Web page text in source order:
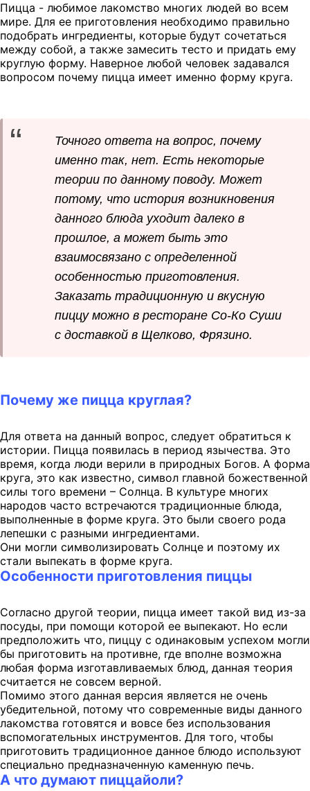
Пицца - любимое лакомство многих людей во всем
мире. Для ее приготовления необходимо правильно
подобрать ингредиенты, которые будут сочетаться
между собой, а также замесить тесто и придать ему
круглую форму. Наверное любой человек задавался
вопросом почему пицца имеет именно форму круга.
Точного ответа на вопрос, почему
именно так, нет. Есть некоторые
теории по данному поводу. Может
потому, что история возникновения
данного блюда уходит далеко в
прошлое, а может быть это
взаимосвязано с определенной
особенностью приготовления.
Заказать традиционную и вкусную
пиццу можно в ресторане Со-Ко Суши
с доставкой в Щелково, Фрязино.
Почему же пицца круглая?
Для ответа на данный вопрос, следует обратиться к
истории. Пицца появилась в период язычества. Это
время, когда люди верили в природных Богов. А форма
круга, это как известно, символ главной божественной
силы того времени – Солнца. В культуре многих
народов часто встречаются традиционные блюда,
выполненные в форме круга. Это были своего рода
лепешки с разными ингредиентами.
Они могли символизировать Солнце и поэтому их
стали выпекать в форме круга.
Особенности приготовления пиццы
Согласно другой теории, пицца имеет такой вид из-за
посуды, при помощи которой ее выпекают. Но если
предположить что, пиццу с одинаковым успехом могли
бы приготовить на противне, где вполне возможна
любая форма изготавливаемых блюд, данная теория
считается не совсем верной.
Помимо этого данная версия является не очень
убедительной, потому что современные виды данного
лакомства готовятся и вовсе без использования
вспомогательных инструментов. Для того, чтобы
приготовить традиционное данное блюдо используют
специально предназначенную каменную печь.
А что думают пиццайоли?